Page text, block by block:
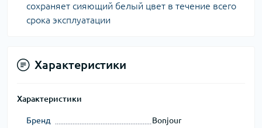
сохраняет сияющий белый цвет в течение всего
срока эксплуатации
Характеристики
Характеристики
Бренд Bonjour